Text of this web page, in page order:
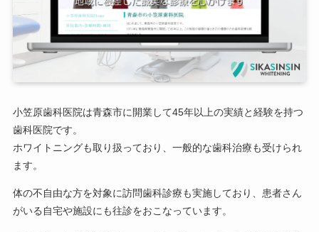
小笠原歯科医院は青森市に開業して45年以上の実績と経験を持つ
歯科医院です。
ホワイトニングも取り扱っており、一般的な歯科治療も受けられ
ます。
体の不自由な方を対象に訪問歯科診療も実施しており、患者さん
がいる自宅や施設にも往診をおこなっています。